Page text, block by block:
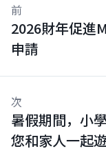
前
2026財年促進
申請
次
暑假期間，小
您和家人一起